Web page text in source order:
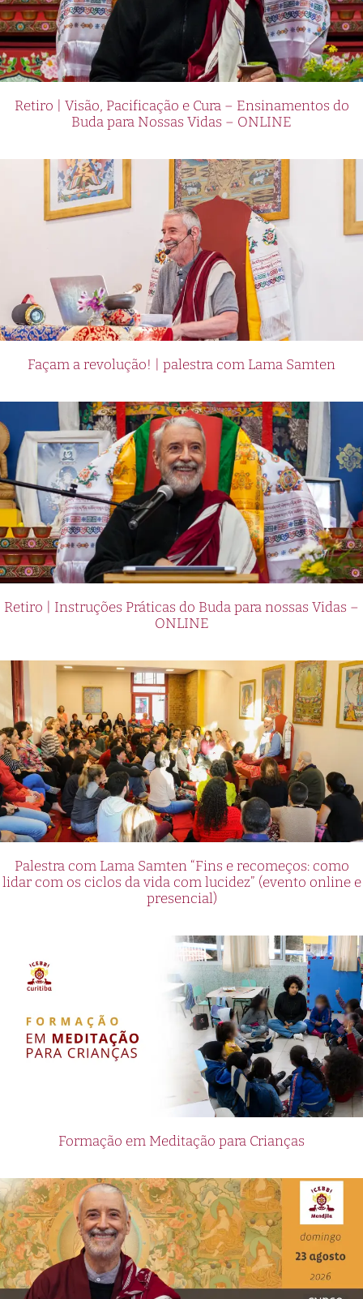
Retiro | Visão, Pacificação e Cura – Ensinamentos do
Buda para Nossas Vidas – ONLINE
Façam a revolução! | palestra com Lama Samten
Retiro | Instruções Práticas do Buda para nossas Vidas –
ONLINE
Palestra com Lama Samten “Fins e recomeços: como
lidar com os ciclos da vida com lucidez” (evento online e
presencial)
Formação em Meditação para Crianças